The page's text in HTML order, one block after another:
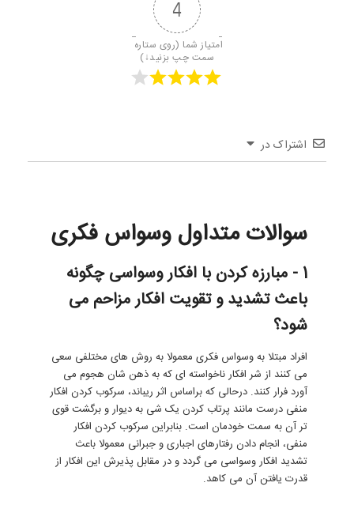
4
امتیاز شما (روی ستاره
سمت چپ بزنید↓)
اشتراک در
سوالات متداول وسواس فکری
1 - مبارزه کردن با افکار وسواسی چگونه
باعث تشدید و تقویت افکار مزاحم می
شود؟
افراد مبتلا به وسواس فکری معمولا به روش های مختلفی سعی
می کنند از شر افکار ناخواسته ای که به ذهن شان هجوم می
آورد فرار کنند. درحالی که براساس اثر ریباند، سرکوب کردن افکار
منفی درست مانند پرتاب کردن یک شی به دیوار و برگشت قوی
تر آن به سمت خودمان است. بنابراین سرکوب کردن افکار
منفی، انجام دادن رفتارهای اجباری و جبرانی معمولا باعث
تشدید افکار وسواسی می گردد و در مقابل پذیرش این افکار از
قدرت یافتن آن می کاهد.